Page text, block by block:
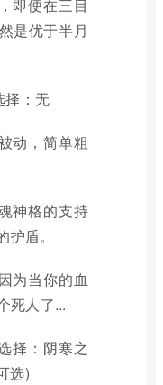
即便在三目
是优于半月
择：无
动，简单粗
神格的支持
盾。
为当你的血
死人了...
择：阴寒之
选)